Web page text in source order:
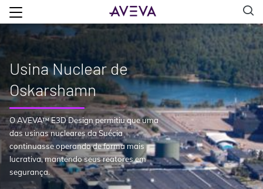
Usina Nuclear de
Oskarshamn
O AVEVA™ E3D Design permitiu que uma
das usinas nucleares da Suécia
continuasse operando de forma mais
lucrativa, mantendo seus reatores em
segurança.